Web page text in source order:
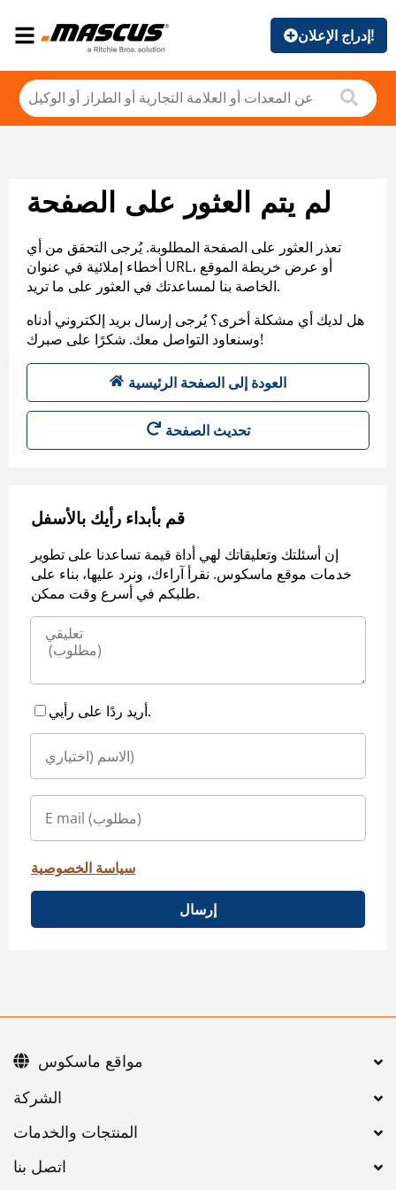
إدراج الإعلان!
لم يتم العثور على الصفحة
تعذر العثور على الصفحة المطلوبة. يُرجى التحقق من أي
أخطاء إملائية في عنوان URL، أو عرض خريطة الموقع
الخاصة بنا لمساعدتك في العثور على ما تريد.
هل لديك أي مشكلة أخرى؟ يُرجى إرسال بريد إلكتروني أدناه
وسنعاود التواصل معك. شكرًا على صبرك!
العودة إلى الصفحة الرئيسية
تحديث الصفحة
قم بأبداء رأيك بالأسفل
إن أسئلتك وتعليقاتك لهي أداة قيمة تساعدنا على تطوير
خدمات موقع ماسكوس. نقرأ آراءك، ونرد عليها، بناء على
طلبكم في أسرع وقت ممكن.
أريد ردًا على رأيي.
سياسة الخصوصية
إرسال
اتصل بنا
مواقع ماسكوس